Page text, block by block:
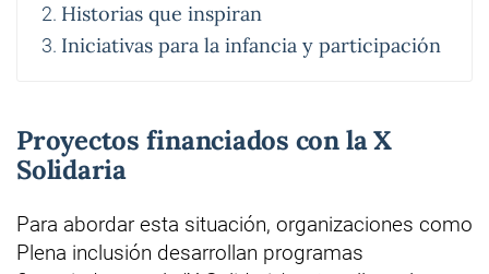
Historias que inspiran
Iniciativas para la infancia y participación
Proyectos financiados con la X
Solidaria
Para abordar esta situación, organizaciones como
Plena inclusión desarrollan programas